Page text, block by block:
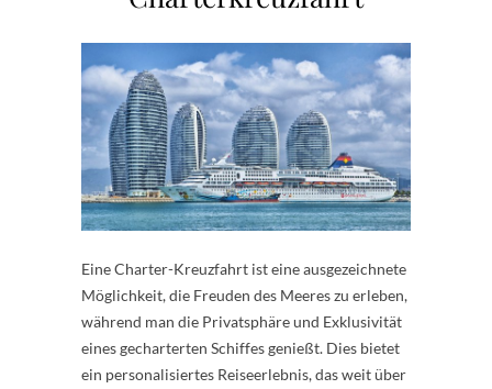
Eine Charter-Kreuzfahrt ist eine ausgezeichnete
Möglichkeit, die Freuden des Meeres zu erleben,
während man die Privatsphäre und Exklusivität
eines gecharterten Schiffes genießt. Dies bietet
ein personalisiertes Reiseerlebnis, das weit über